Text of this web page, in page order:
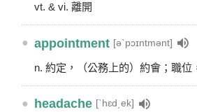
vt. & vi. 離開
● appointment [əˋpɔɪntmənt]
n. 約定，（公務上的）約會；職位
● headache [ˋhɛd͵ek]